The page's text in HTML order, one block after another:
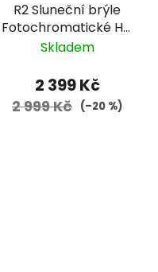
R2 Sluneční brýle
Fotochromatické HD
FLUKE - černá
Skladem
2 399 Kč
2 999 Kč (–20 %)